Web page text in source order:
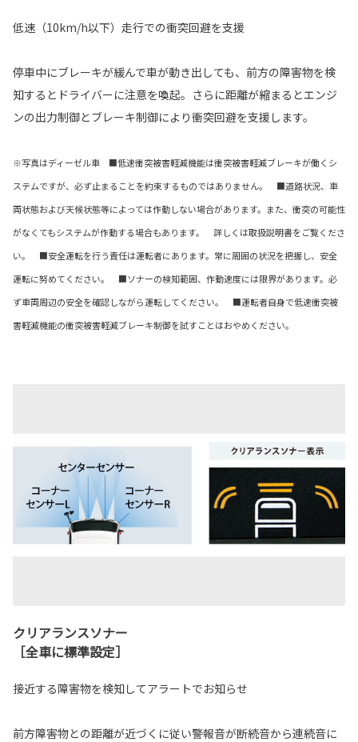
低速（10km/h以下）走行での衝突回避を支援
停車中にブレーキが緩んで車が動き出しても、前方の障害物を検
知するとドライバーに注意を喚起。さらに距離が縮まるとエンジ
ンの出力制御とブレーキ制御により衝突回避を支援します。
※写真はディーゼル車 ■低速衝突被害軽減機能は衝突被害軽減ブレーキが働くシ
ステムですが、必ず止まることを約束するものではありません。 ■道路状況、車
両状態および天候状態等によっては作動しない場合があります。また、衝突の可能性
がなくてもシステムが作動する場合もあります。 詳しくは取扱説明書をご覧くださ
い。 ■安全運転を行う責任は運転者にあります。常に周囲の状況を把握し、安全
運転に努めてください。 ■ソナーの検知範囲、作動速度には限界があります。必
ず車両周辺の安全を確認しながら運転してください。
■運転者自身で低速衝突被
害軽減機能の衝突被害軽減ブレーキ制御を試すことはおやめください。
クリアランスソナー
［全車に標準設定］
接近する障害物を検知してアラートでお知らせ
前方障害物との距離が近づくに従い警報音が断続音から連続音に